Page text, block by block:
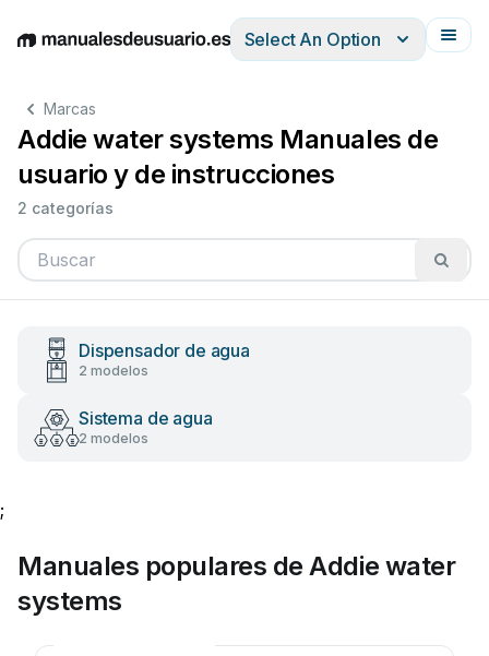
EnglishDeutschEspañolItalianoFrançais
Select An Option
Marcas
Addie water systems Manuales de
usuario y de instrucciones
2 categorías
Dispensador de agua
2 modelos
Sistema de agua
2 modelos
;
Manuales populares de Addie water
systems